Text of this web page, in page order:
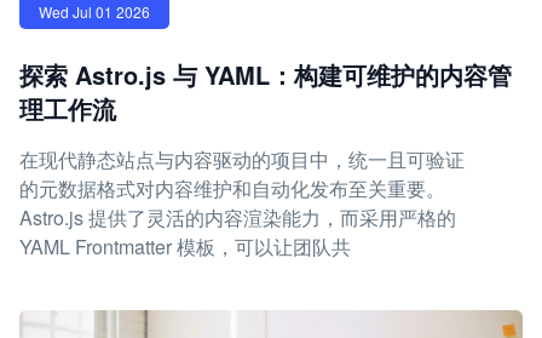
Wed Jul 01 2026
探索 Astro.js 与 YAML：构建可维护的内容管
理工作流
在现代静态站点与内容驱动的项目中，统一且可验证
的元数据格式对内容维护和自动化发布至关重要。
Astro.js 提供了灵活的内容渲染能力，而采用严格的
YAML Frontmatter 模板，可以让团队共